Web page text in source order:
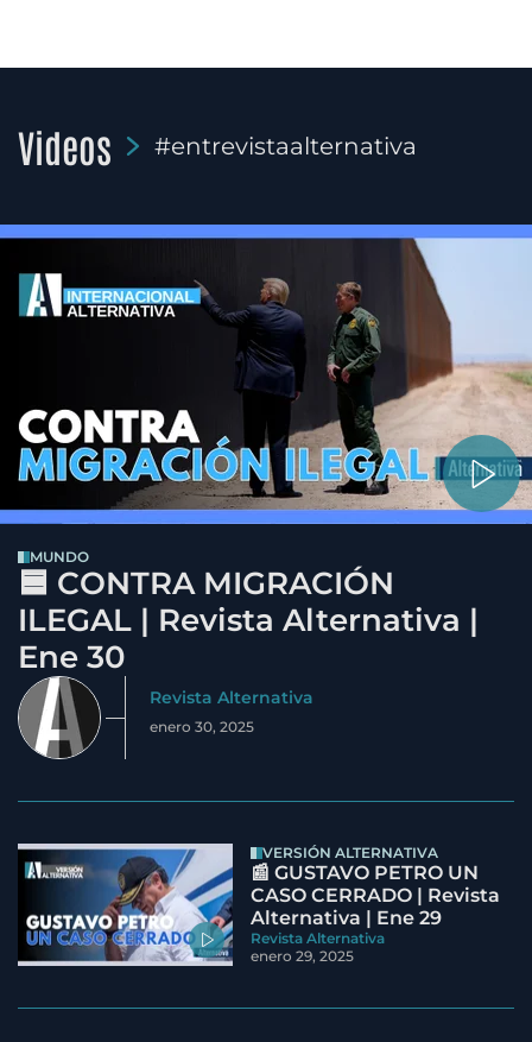
Videos #entrevistaalternativa
MUNDO
🟦 CONTRA MIGRACIÓN
ILEGAL | Revista Alternativa |
Ene 30
Revista Alternativa
enero 30, 2025
VERSIÓN ALTERNATIVA
📰 GUSTAVO PETRO UN
CASO CERRADO | Revista
Alternativa | Ene 29
Revista Alternativa
enero 29, 2025